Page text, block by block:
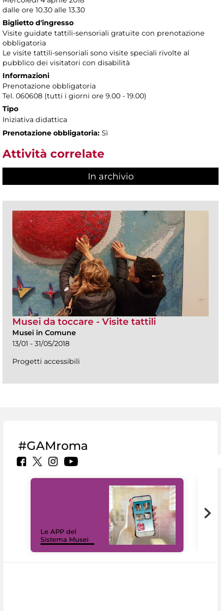
dalle ore 10.30 alle 13.30
Biglietto d'ingresso
Visite guidate tattili-sensoriali gratuite con prenotazione
obbligatoria
Le visite tattili-sensoriali sono visite speciali rivolte al
pubblico dei visitatori con disabilità
Informazioni
Prenotazione obbligatoria
Tel. 060608 (tutti i giorni ore 9.00 - 19.00)
Tipo
Iniziativa didattica
Prenotazione obbligatoria: Sì
Attività correlate
In archivio
Musei da toccare - Visite tattili
Musei in Comune
13/01 - 31/05/2018
Progetti accessibili
#GAMroma
Le APP del
Sistema Musei